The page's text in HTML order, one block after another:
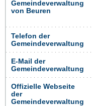
Gemeindeverwaltung
von Beuren
Telefon der
Gemeindeverwaltung
E-Mail der
Gemeindeverwaltung
Offizielle Webseite
der
Gemeindeverwaltung